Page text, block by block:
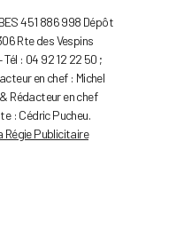
451 886 998 Dépôt
Rte des Vespins
: 04 92 12 22 50 ;
en chef : Michel
Rédacteur en chef
: Cédric Pucheu.
Régie Publicitaire